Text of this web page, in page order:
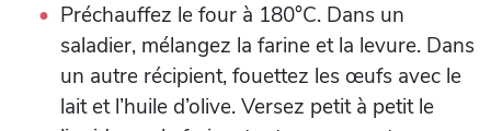
Préchauffez le four à 180°C. Dans un
saladier, mélangez la farine et la levure. Dans
un autre récipient, fouettez les œufs avec le
lait et l’huile d’olive. Versez petit à petit le